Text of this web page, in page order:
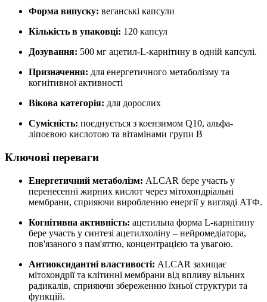
Форма випуску: веганські капсули
Кількість в упаковці: 120 капсул
Дозування: 500 мг ацетил-L-карнітину в одній капсулі.
Призначення: для енергетичного метаболізму та
когнітивної активності
Вікова категорія: для дорослих
Сумісність: поєднується з коензимом Q10, альфа-
ліпоєвою кислотою та вітамінами групи B
Ключові переваги
Енергетичний метаболізм: ALCAR бере участь у
перенесенні жирних кислот через мітохондріальні
мембрани, сприяючи виробленню енергії у вигляді АТФ.
Когнітивна активність: ацетильна форма L-карнітину
бере участь у синтезі ацетилхоліну – нейромедіатора,
пов'язаного з пам'яттю, концентрацією та увагою.
Антиоксидантні властивості: ALCAR захищає
мітохондрії та клітинні мембрани від впливу вільних
радикалів, сприяючи збереженню їхньої структури та
функцій.